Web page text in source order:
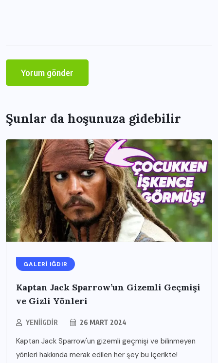
Şunlar da hoşunuza gidebilir
GALERI IĞDIR
Kaptan Jack Sparrow’un Gizemli Geçmişi
ve Gizli Yönleri
YENIIGDIR 26 MART 2024
Kaptan Jack Sparrow'un gizemli geçmişi ve bilinmeyen
yönleri hakkında merak edilen her şey bu içerikte!